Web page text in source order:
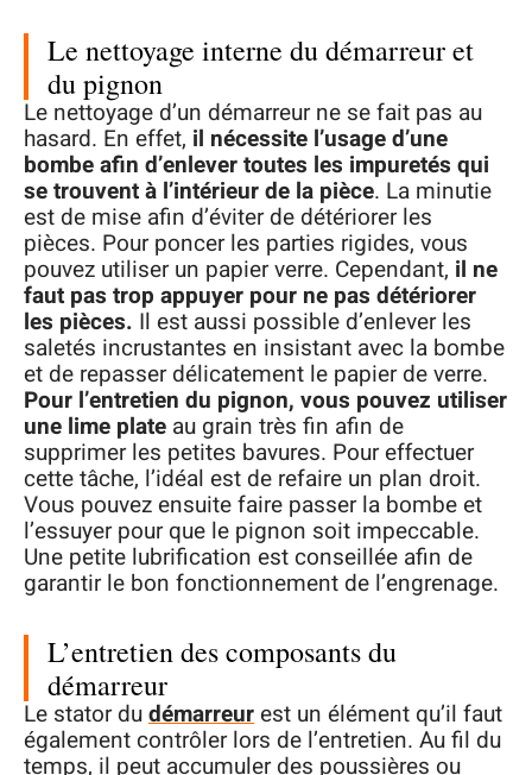
Le nettoyage interne du démarreur et
du pignon
Le nettoyage d’un démarreur ne se fait pas au
hasard. En effet, il nécessite l’usage d’une
bombeafin d’enlever toutes les impuretés qui
se trouvent à l’intérieur de la pièce. La minutie
est de mise afin d’éviter de détériorer les
pièces. Pour poncer les parties rigides, vous
pouvez utiliser un papier verre. Cependant, il ne
faut pas trop appuyer pour ne pas détériorer
les pièces. Il est aussi possible d’enlever les
saletés incrustantes en insistant avec la bombe
et de repasser délicatement le papier de verre.
Pour l’entretien du pignon, vous pouvez utiliser
une lime plate au grain très fin afin de
supprimer les petites bavures. Pour effectuer
cette tâche, l’idéal est de refaire un plan droit.
Vous pouvez ensuite faire passer la bombe et
l’essuyer pour que le pignon soit impeccable.
Une petite lubrification est conseillée afin de
garantir le bon fonctionnement de l’engrenage.
L’entretien des composants du
démarreur
Le stator dudémarreurest un élément qu’il faut
également contrôler lors de l’entretien. Au fil du
temps, il peut accumuler des poussières ou